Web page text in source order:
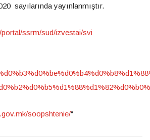
sayılarında yayınlanmıştır.
ssrm/sud/izvestai/svi
soopshtenie/“